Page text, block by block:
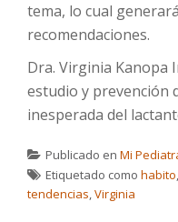
tema, lo cual
recomendaciones.
Dra. Virginia Kanopa
estudio y prevención
inesperada del
Publicado en Mi
Etiquetado como habito,
tendencias,Virginia